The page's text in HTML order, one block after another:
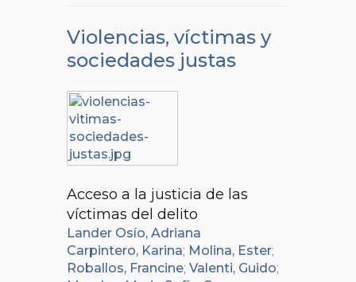
Violencias, víctimas y
sociedades justas
Acceso a la justicia de las
víctimas del delito
Lander Osío, Adriana
Carpintero, Karina; Molina, Ester;
Roballos, Francine; Valenti, Guido;